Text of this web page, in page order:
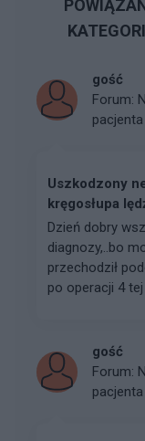
gość
Forum:
pacjenta
Uszkodzony
kręgosłupa
Dzień dobry
diagnozy,..bo
przechodził
po operacji 4
gość
Forum:
pacjenta